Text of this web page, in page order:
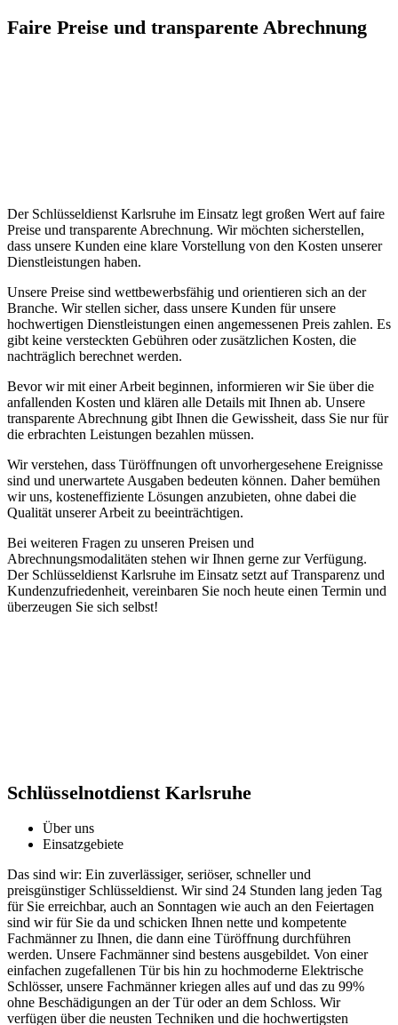
Faire Preise und transparente Abrechnung
Der Schlüsseldienst Karlsruhe im Einsatz legt großen Wert auf faire
Preise und transparente Abrechnung.​ Wir möchten sicherstellen,
dass unsere Kunden eine klare Vorstellung von den Kosten unserer
Dienstleistungen haben.​
Unsere Preise sind wettbewerbsfähig und orientieren sich an der
Branche.​ Wir stellen sicher, dass unsere Kunden für unsere
hochwertigen Dienstleistungen einen angemessenen Preis zahlen. Es
gibt keine versteckten Gebühren oder zusätzlichen Kosten, die
nachträglich berechnet werden.​
Bevor wir mit einer Arbeit beginnen, informieren wir Sie über die
anfallenden Kosten und klären alle Details mit Ihnen ab.​ Unsere
transparente Abrechnung gibt Ihnen die Gewissheit, dass Sie nur für
die erbrachten Leistungen bezahlen müssen.​
Wir verstehen, dass Türöffnungen oft unvorhergesehene Ereignisse
sind und unerwartete Ausgaben bedeuten können.​ Daher bemühen
wir uns, kosteneffiziente Lösungen anzubieten, ohne dabei die
Qualität unserer Arbeit zu beeinträchtigen.​
Bei weiteren Fragen zu unseren Preisen und
Abrechnungsmodalitäten stehen wir Ihnen gerne zur Verfügung.​
Der Schlüsseldienst Karlsruhe im Einsatz setzt auf Transparenz und
Kundenzufriedenheit, vereinbaren Sie noch heute einen Termin und
überzeugen Sie sich selbst!​
Schlüsselnotdienst Karlsruhe
Über uns
Einsatzgebiete
Das sind wir: Ein zuverlässiger, seriöser, schneller und
preisgünstiger Schlüsseldienst. Wir sind 24 Stunden lang jeden Tag
für Sie erreichbar, auch an Sonntagen wie auch an den Feiertagen
sind wir für Sie da und schicken Ihnen nette und kompetente
Fachmänner zu Ihnen, die dann eine Türöffnung durchführen
werden. Unsere Fachmänner sind bestens ausgebildet. Von einer
einfachen zugefallenen Tür bis hin zu hochmoderne Elektrische
Schlösser, unsere Fachmänner kriegen alles auf und das zu 99%
ohne Beschädigungen an der Tür oder an dem Schloss. Wir
verfügen über die neusten Techniken und die hochwertigsten